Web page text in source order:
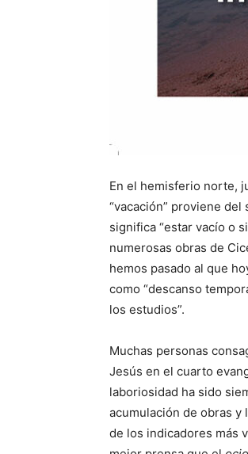
En el hemisferio norte,
“vacación” proviene del
significa “estar vacío o
numerosas obras de
hemos pasado al que
como “descanso
los estudios”.
Muchas personas
Jesús en el cuarto
laboriosidad ha sido
acumulación de obras y
de los indicadores más